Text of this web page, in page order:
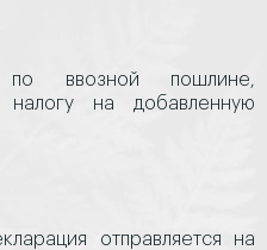
по ввозной пошлине,
на добавленную
отправляется на